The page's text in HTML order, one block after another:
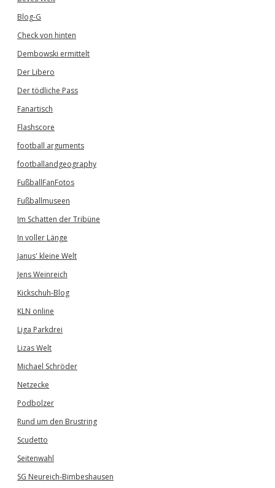
Blog-G
Check von hinten
Dembowski ermittelt
Der Libero
Der tödliche Pass
Fanartisch
Flashscore
football arguments
footballandgeography
FußballFanFotos
Fußballmuseen
Im Schatten der Tribüne
In voller Länge
Janus' kleine Welt
Jens Weinreich
Kickschuh-Blog
KLN online
Liga Parkdrei
Lizas Welt
Michael Schröder
Netzecke
Podbolzer
Rund um den Brustring
Scudetto
Seitenwahl
SG Neureich-Bimbeshausen